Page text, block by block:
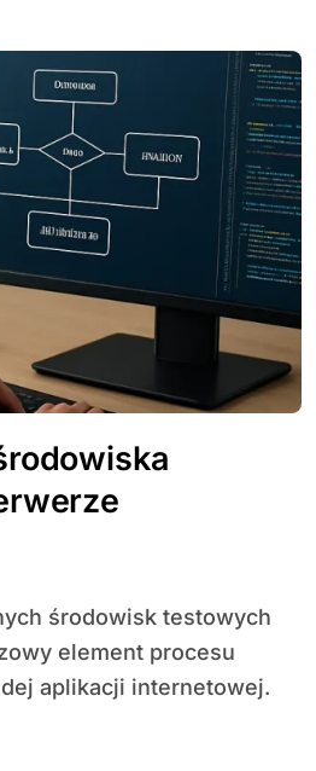
element procesu
aplikacji internetowej.